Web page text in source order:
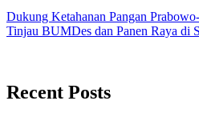
Dukung Ketahanan Pangan
Tinjau BUMDes dan Panen Raya di
Recent Posts